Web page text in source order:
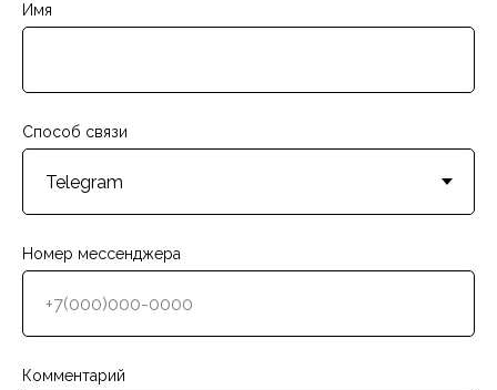
Имя
Способ связи
Номер мессенджера
Комментарий